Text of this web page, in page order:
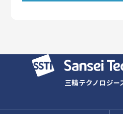
三精テクノロジー